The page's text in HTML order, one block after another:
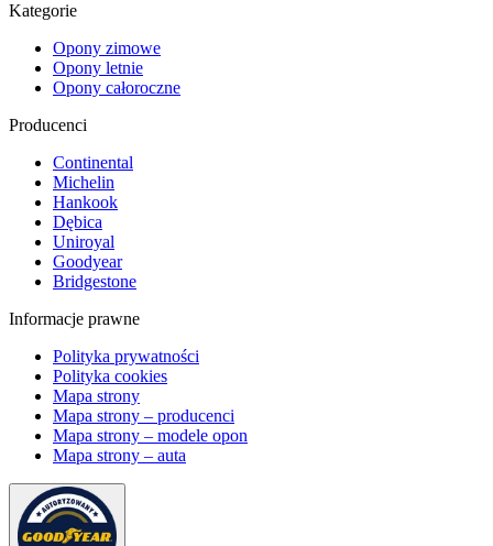
Kategorie
Opony zimowe
Opony letnie
Opony całoroczne
Producenci
Continental
Michelin
Hankook
Dębica
Uniroyal
Goodyear
Bridgestone
Informacje prawne
Polityka prywatności
Polityka cookies
Mapa strony
Mapa strony – producenci
Mapa strony – modele opon
Mapa strony – auta